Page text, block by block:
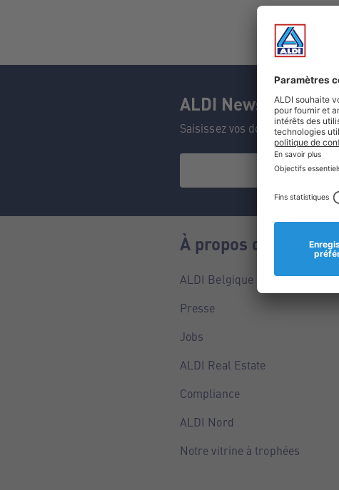
ALDI Newsletter
Saisissez vos données et ne
À propos de nous
ALDI Belgique
Presse
Jobs
ALDI Real Estate
Compliance
ALDI Nord
Notre vitrine à trophées